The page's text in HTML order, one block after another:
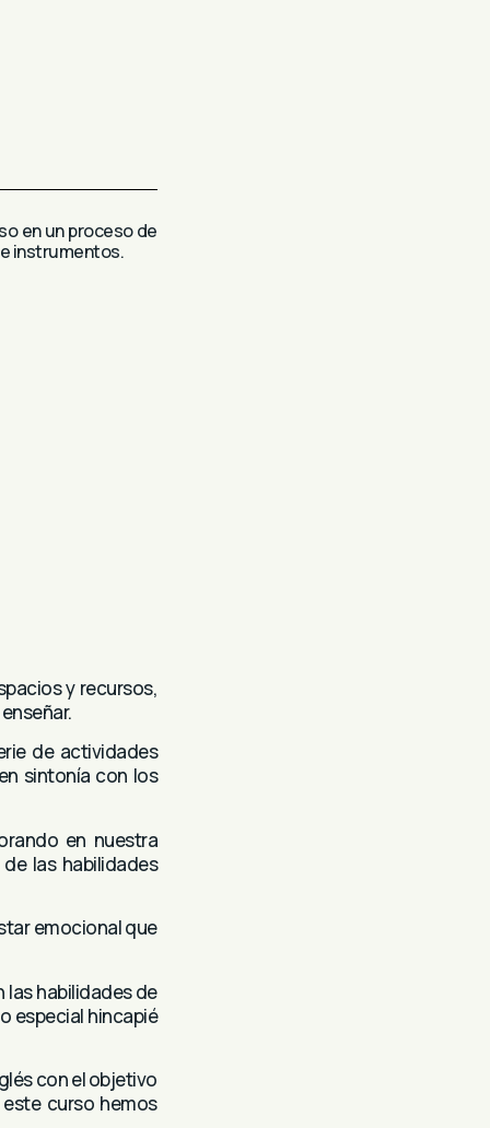
en un proceso de
instrumentos.
y recursos,
de actividades
sintonía con los
en nuestra
las habilidades
emocional que
habilidades de
especial hincapié
con el objetivo
curso hemos